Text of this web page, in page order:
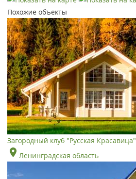
Похожие объекты
Загородный клуб "Русская Красавица"
Ленинградская область